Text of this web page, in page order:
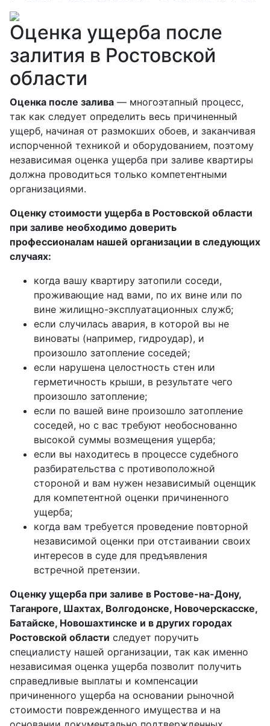
Оценка ущерба после
залития в Ростовской
области
Оценка после залива — многоэтапный процесс,
так как следует определить весь причиненный
ущерб, начиная от размокших обоев, и заканчивая
испорченной техникой и оборудованием, поэтому
независимая оценка ущерба при заливе квартиры
должна проводиться только компетентными
организациями.
Оценку стоимости ущерба в Ростовской области
при заливе необходимо доверить
профессионалам нашей организации в следующих
случаях:
когда вашу квартиру затопили соседи,
проживающие над вами, по их вине или по
вине жилищно-эксплуатационных служб;
если случилась авария, в которой вы не
виноваты (например, гидроудар), и
произошло затопление соседей;
если нарушена целостность стен или
герметичность крыши, в результате чего
произошло затопление;
если по вашей вине произошло затопление
соседей, но с вас требуют необоснованно
высокой суммы возмещения ущерба;
если вы находитесь в процессе судебного
разбирательства с противоположной
стороной и вам нужен независимый оценщик
для компетентной оценки причиненного
ущерба;
когда вам требуется проведение повторной
независимой оценки при отстаивании своих
интересов в суде для предъявления
встречной претензии.
Оценку ущерба при заливе в Ростове-на-Дону,
Таганроге, Шахтах, Волгодонске, Новочерскасске,
Батайске, Новошахтинске и в других городах
Ростовской области следует поручить
специалисту нашей организации, так как именно
независимая оценка ущерба позволит получить
справедливые выплаты и компенсации
причиненного ущерба на основании рыночной
стоимости поврежденного имущества и на